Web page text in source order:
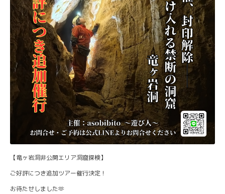
【竜ヶ岩洞非公開エリア洞窟探検】
ご好評につき追加ツアー催行決定！
お待たせしました🫶